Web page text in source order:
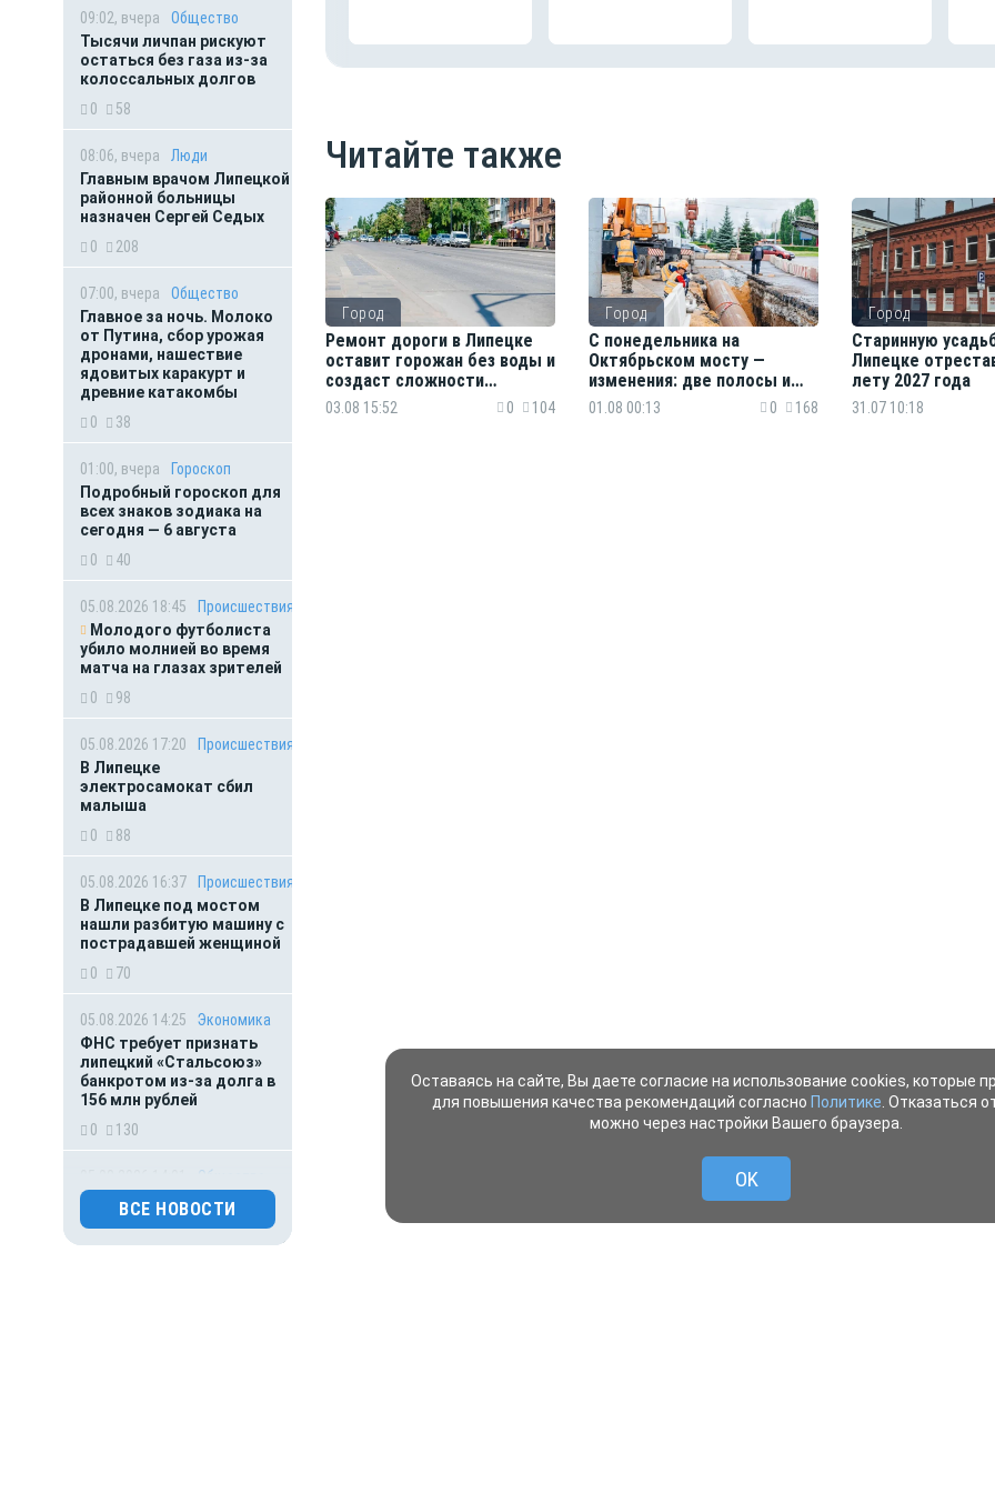
09:02, вчера
Общество
Тысячи личпан рискуют
остаться без газа из-за
колоссальных долгов
0
58
08:06, вчера
Люди
Главным врачом Липецкой
районной больницы
назначен Сергей Седых
0
208
07:00, вчера
Общество
Главное за ночь. Молоко
от Путина, сбор урожая
дронами, нашествие
ядовитых каракурт и
древние катакомбы
0
38
01:00, вчера
Гороскоп
Подробный гороскоп для
всех знаков зодиака на
сегодня — 6 августа
0
40
05.08.2026 18:45
Происшествия
Молодого футболиста
убило молнией во время
матча на глазах зрителей
0
98
05.08.2026 17:20
Происшествия
В Липецке
электросамокат сбил
малыша
0
88
05.08.2026 16:37
Происшествия
В Липецке под мостом
нашли разбитую машину с
пострадавшей женщиной
0
70
05.08.2026 14:25
Экономика
ФНС требует признать
липецкий «Стальсоюз»
банкротом из-за долга в
156 млн рублей
0
130
Общество
Выяснилось, кто не
сможет получить
загранпаспорт через МФЦ
ВСЕ НОВОСТИ
Читайте также
Город
Ремонт дороги в Липецке
оставит горожан без воды и
создаст сложности
водителям
03.08 15:52 0 104
Город
С понедельника на
Октябрьском мосту —
изменения: две полосы и
новые маршруты
01.08 00:13 0 168
Город
Старинную
Липецке
лету 2027 года
31.07 10:18
Оставаясь на сайте, Вы даете согласие на использование cookies, которые
для повышения качества рекомендаций согласно Политике . Отказаться
можно через настройки Вашего браузера.
OK